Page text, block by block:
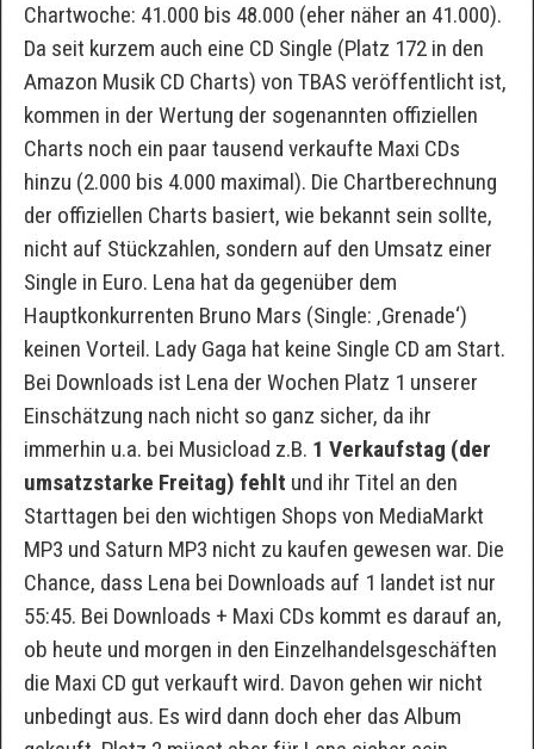
Chartwoche: 41.000 bis 48.000 (eher näher an 41.000).
Da seit kurzem auch eine CD Single (Platz 172 in den
Amazon Musik CD Charts) von TBAS veröffentlicht ist,
kommen in der Wertung der sogenannten offiziellen
Charts noch ein paar tausend verkaufte Maxi CDs
hinzu (2.000 bis 4.000 maximal). Die Chartberechnung
der offiziellen Charts basiert, wie bekannt sein sollte,
nicht auf Stückzahlen, sondern auf den Umsatz einer
Single in Euro. Lena hat da gegenüber dem
Hauptkonkurrenten Bruno Mars (Single: ‚Grenade‘)
keinen Vorteil. Lady Gaga hat keine Single CD am Start.
Bei Downloads ist Lena der Wochen Platz 1 unserer
Einschätzung nach nicht so ganz sicher, da ihr
immerhin u.a. bei Musicload z.B. 1 Verkaufstag (der
umsatzstarke Freitag) fehlt und ihr Titel an den
Starttagen bei den wichtigen Shops von MediaMarkt
MP3 und Saturn MP3 nicht zu kaufen gewesen war. Die
Chance, dass Lena bei Downloads auf 1 landet ist nur
55:45. Bei Downloads + Maxi CDs kommt es darauf an,
ob heute und morgen in den Einzelhandelsgeschäften
die Maxi CD gut verkauft wird. Davon gehen wir nicht
unbedingt aus. Es wird dann doch eher das Album